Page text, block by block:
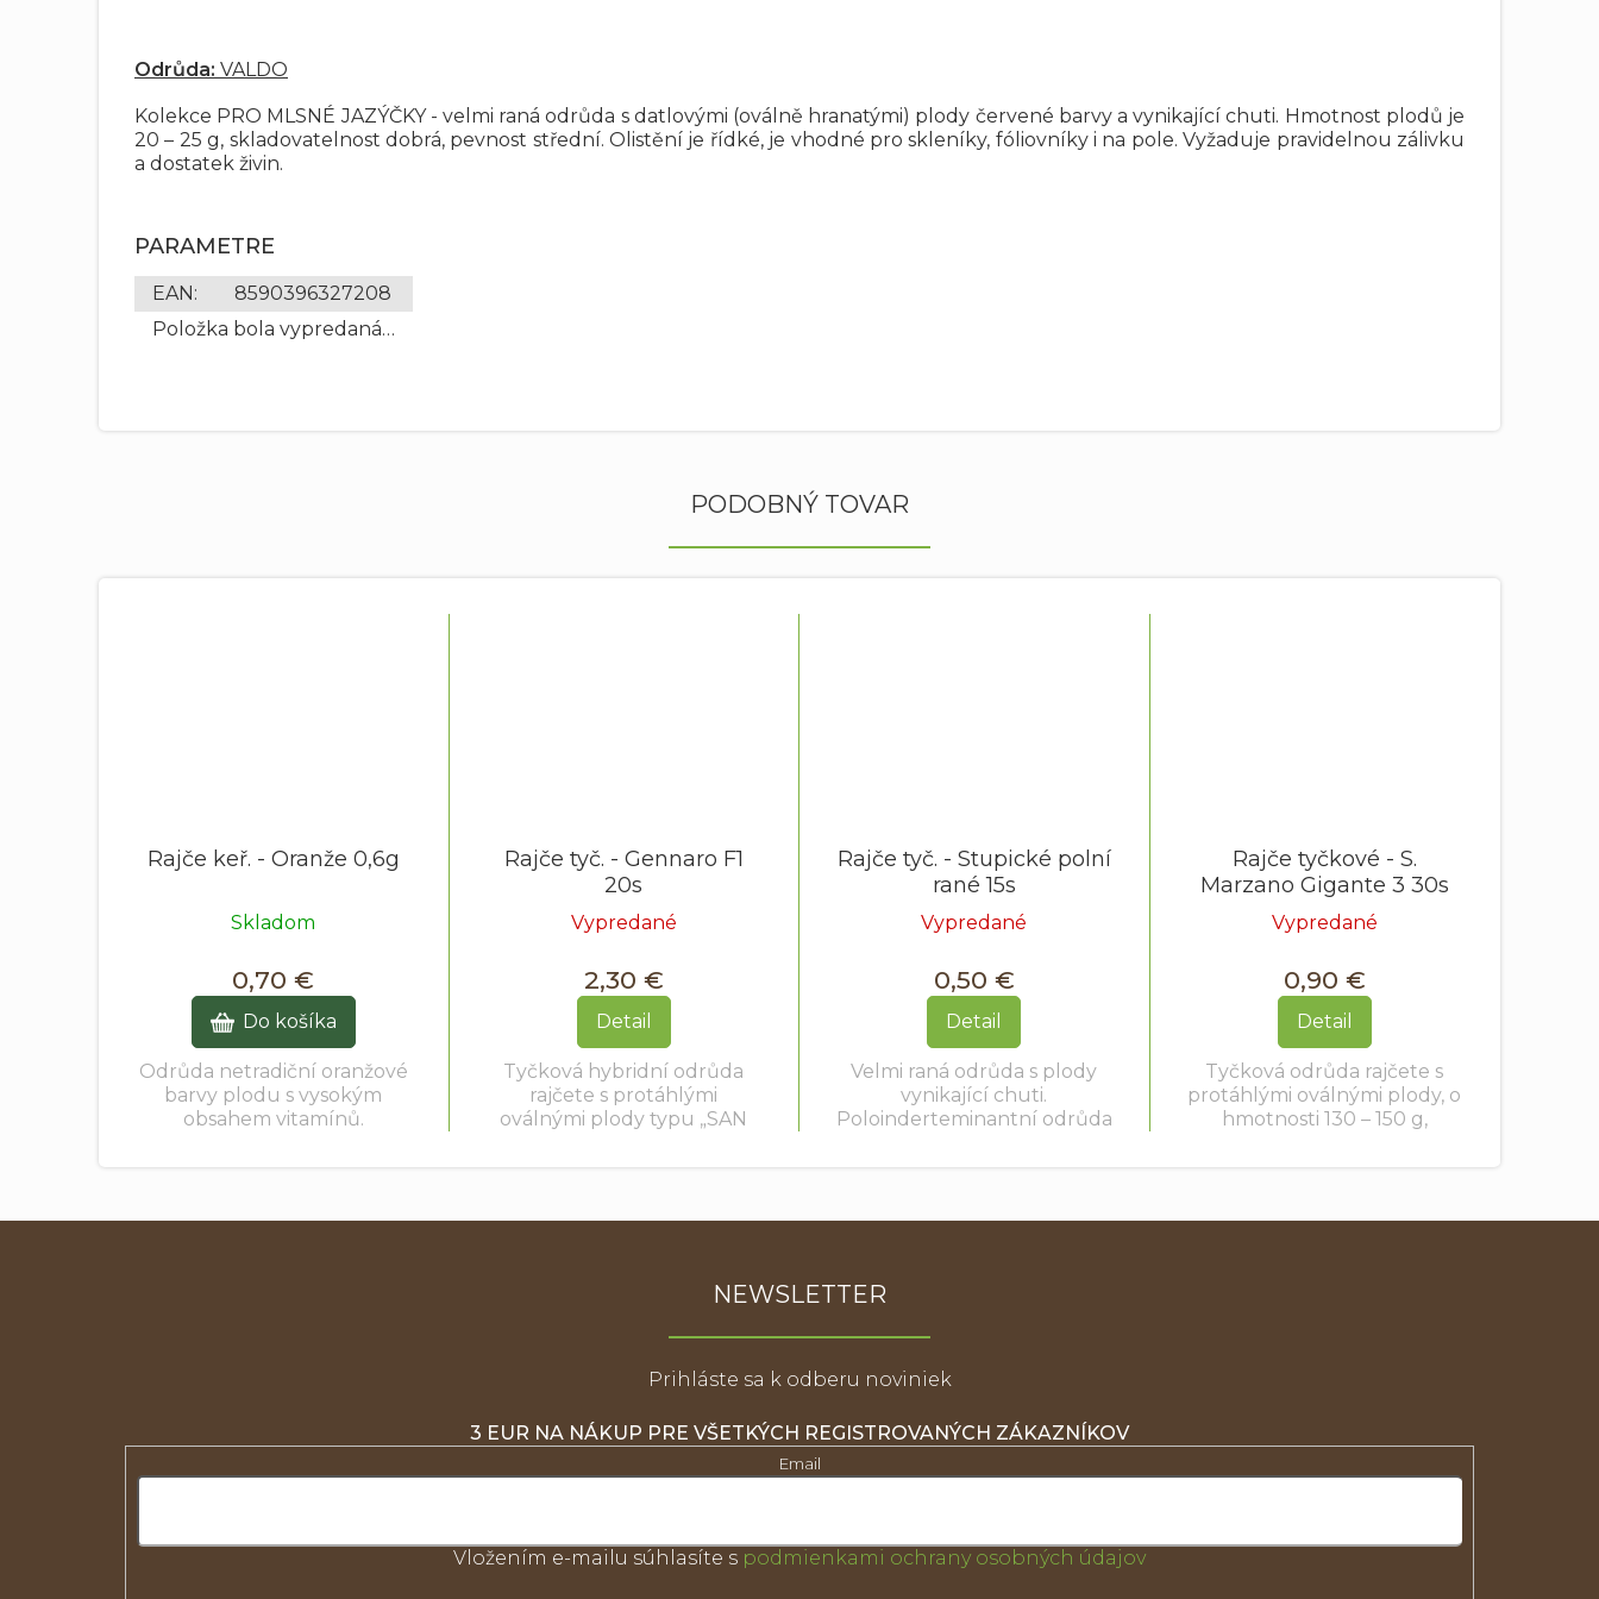
Odrůda: VALDO
Kolekce PRO MLSNÉ JAZÝČKY - velmi raná odrůda s datlovými (oválně hranatými) plody červené barvy a vynikající chuti. Hmotnost plodů je
20 – 25 g, skladovatelnost dobrá, pevnost střední. Olistění je řídké, je vhodné pro skleníky, fóliovníky i na pole. Vyžaduje pravidelnou zálivku
a dostatek živin.
PARAMETRE
EAN:
8590396327208
Položka bola vypredaná…
PODOBNÝ TOVAR
Rajče keř. - Oranže 0,6g
Skladom
0,70 €
Do košíka
Odrůda netradiční oranžové
barvy plodu s vysokým
obsahem vitamínů.
vlastnostmi je přitažlivá a
Rajče tyč. - Gennaro F1
20s
Vypredané
2,30 €
Detail
Tyčková hybridní odrůda
rajčete s protáhlými
oválnými plody typu „SAN
plody mají válcovitý tvar,
Rajče tyč. - Stupické polní
rané 15s
Vypredané
0,50 €
Detail
Velmi raná odrůda s plody
vynikající chuti.
Poloinderteminantní odrůda
okrajových oblastí.
Rajče tyčkové - S.
Marzano Gigante 3 30s
Vypredané
0,90 €
Detail
Tyčková odrůda rajčete s
protáhlými oválnými plody, o
hmotnosti 130 – 150 g,
zpracování nebo na výrobu
NEWSLETTER
Prihláste sa k odberu noviniek
3 EUR NA NÁKUP PRE VŠETKÝCH REGISTROVANÝCH ZÁKAZNÍKOV
Email
Vložením e-mailu súhlasíte s podmienkami ochrany osobných údajov